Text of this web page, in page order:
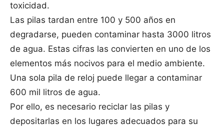
toxicidad.
Las pilas tardan entre 100 y 500 años en
degradarse, pueden contaminar hasta 3000 litros
de agua. Estas cifras las convierten en uno de los
elementos más nocivos para el medio ambiente.
Una sola pila de reloj puede llegar a contaminar
600 mil litros de agua.
Por ello, es necesario reciclar las pilas y
depositarlas en los lugares adecuados para su